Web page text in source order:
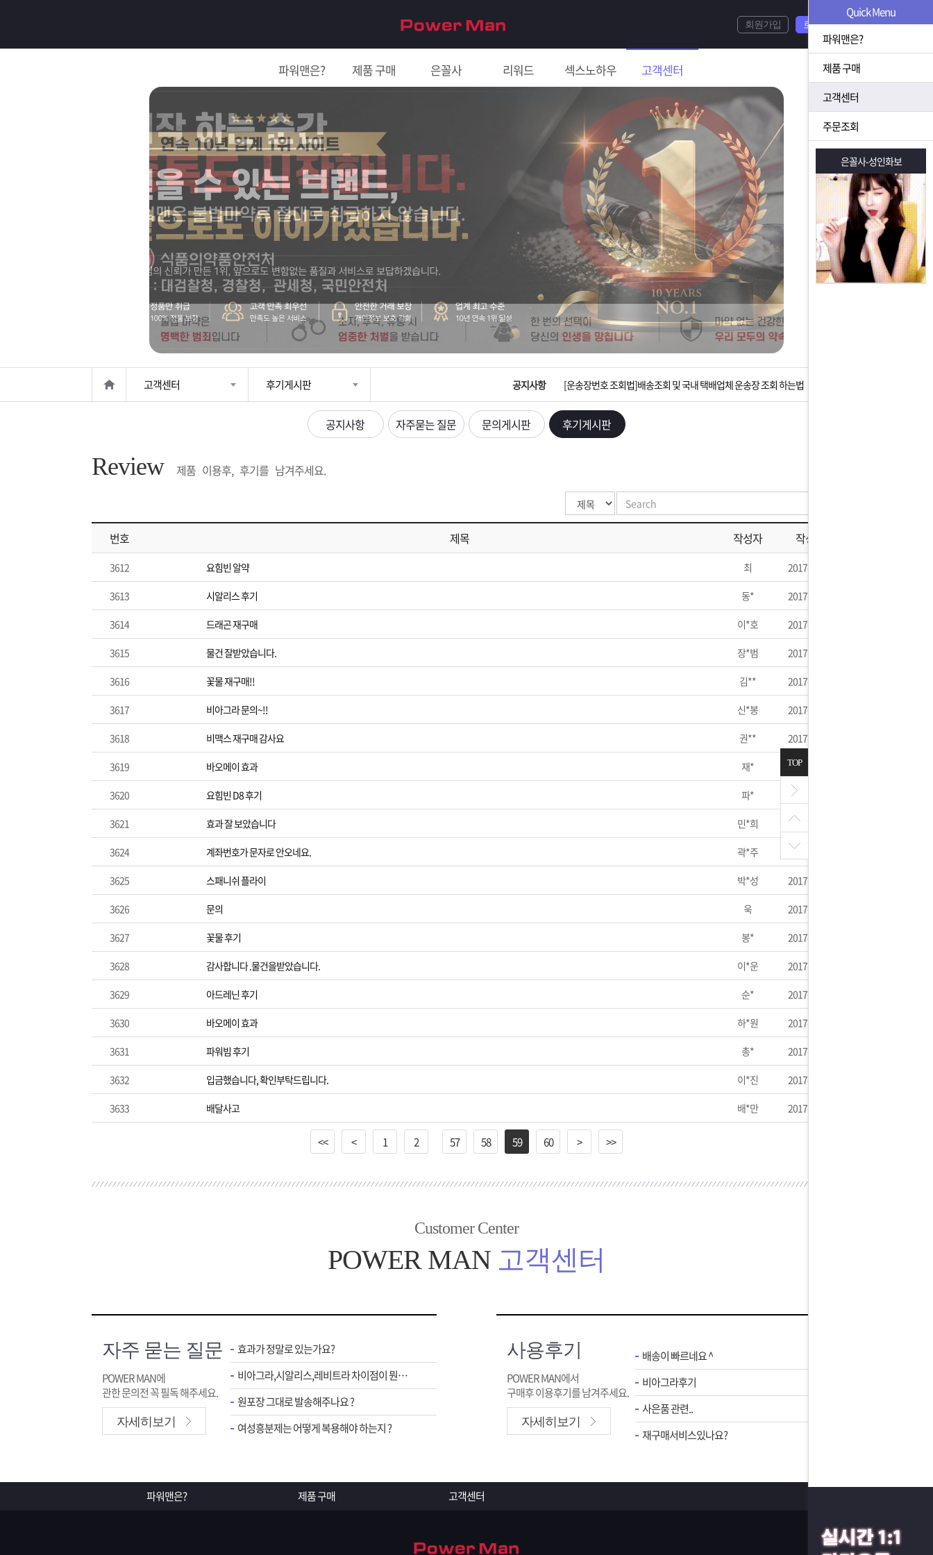
파워맨은? 제품 구매 은꼴사 리워드 섹스노하우 고객센터
회원가입 로그인
그
고객센터 후기게시판 공지사항
입금확인이 안되는 상황을 대비해 꼭 입금후 고객센터 연락바랍니다.
[2026구정 연휴]설 연휴 배송 및 휴무 안내
[운송장번호 조회법]배송조회 및 국내 택배업체 운송장 조회 하는법
[ios앱 오픈]아이폰 고객 앱설치 가능합니다.
[2026구정 연휴]설 연휴 배송 및 휴무 안내
공지사항 자주묻는 질문 문의게시판 후기게시판
Review 제품 이용후, 후기를 남겨주세요.
번호 제목 작성자 작성일
3612 요힘빈 알약 최 2017-07-16
3613 시알리스 후기 동* 2017-07-11
3614 드래곤 재구매 이*호 2017-06-23
3615 물건 잘받았습니다. 장*범 2017-06-21
3616 꽃물 재구매!! 김** 2017-06-14
3617 비아그라 문의~!! 신*봉 2017-06-12
3618 비맥스 재구매 감사요 권** 2017-06-12
3619 바오메이 효과 재* 2017-06-09
3620 요힘빈 D8 후기 파* 2017-06-05
3621 효과 잘 보았습니다 민*희 2017-06-04
3624 계좌번호가 문자로 안오네요. 곽*주 2017-05-12
3625 스패니쉬 플라이 박*성 2017-05-09
3626 문의 욱 2017-05-07
3627 꽃물 후기 봉* 2017-05-03
3628 감사합니다 .물건을받았습니다. 이*운 2017-04-27
3629 아드레닌 후기 순* 2017-04-23
3630 바오메이 효과 하*원 2017-04-21
3631 파워빔 후기 총* 2017-04-21
3632 입금했습니다, 확인부탁드립니다. 이*진 2017-04-19
3633 배달사고 배*만 2017-04-07
<< < 1 2 57 58 59 60 > >>
Customer Center
POWER MAN 고객센터
자주 묻는 질문
POWER MAN에
관한 문의전 꼭 필독 해주세요.
자세히보기
효과가 정말로 있는가요?
비아그라,시알리스,레비트라 차이점이 뭔가요 ?
원포장 그대로 발송해주나요 ?
여성흥분제는 어떻게 복용해야 하는지 ?
사용후기
POWER MAN에서
구매후 이용후기를 남겨주세요.
자세히보기
배송이 빠르네요 ^
비아그라후기
사은품 관련..
재구매서비스있나요?
Quick Menu
파워맨은?
제품 구매
고객센터
주문조회
은꼴사-성인화보 은꼴사-성인화보
TOP
파워맨은? 제품 구매 고객센터